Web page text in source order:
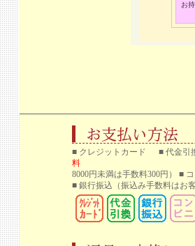
お
■ クレジットカード ■ 代金引
料
8000円未満は手数料300円） ■
■ 銀行振込 （振込み手数料はお